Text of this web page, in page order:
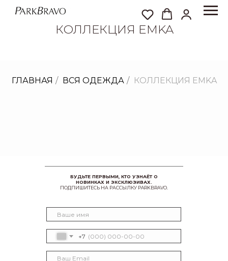
КОЛЛЕКЦИЯ EMKA
ГЛАВНАЯ / ВСЯ ОДЕЖДА / КОЛЛЕКЦИЯ EMKA
+7
БУДЬТЕ ПЕРВЫМИ, КТО УЗНАЁТ О
НОВИНКАХ И ЭКСКЛЮЗИВАХ.
ПОДПИШИТЕСЬ НА РАССЫЛКУ PARKBRAVO.